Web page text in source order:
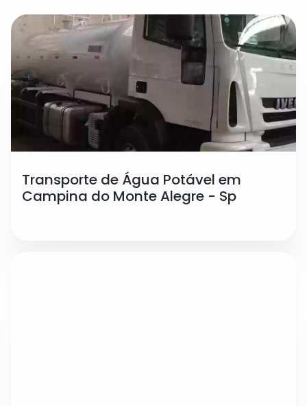
Transporte de Água Potável em
Campina do Monte Alegre - Sp